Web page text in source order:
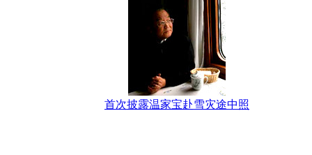
首次披露温家宝赴雪灾途中照